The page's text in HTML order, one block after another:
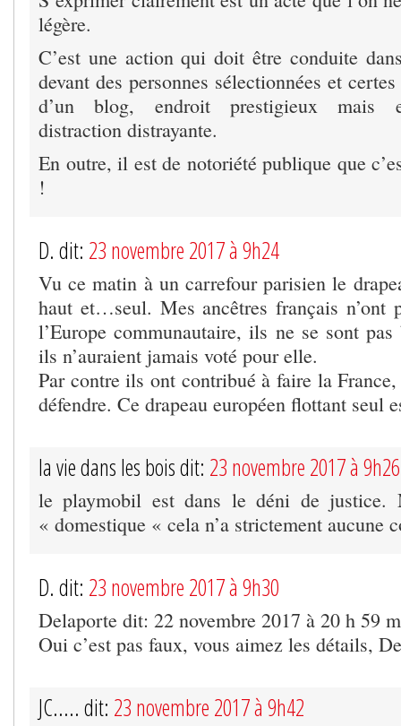
légère.
C’est une action qui doit être conduite
devant des personnes sélectionnées et
d’un blog, endroit prestigieux mais
distraction distrayante.
En outre, il est de notoriété publique que
!
D. dit: 23 novembre 2017 à 9h24
Vu ce matin à un carrefour parisien le
haut et…seul. Mes ancêtres français n’ont
l’Europe communautaire, ils ne se sont
ils n’auraient jamais voté pour elle.
Par contre ils ont contribué à faire la
défendre. Ce drapeau européen flottant seul
la vie dans les bois dit: 23 novembre 2017 à 9h26
le playmobil est dans le déni de justice.
« domestique « cela n’a strictement aucune
D. dit: 23 novembre 2017 à 9h30
Delaporte dit: 22 novembre 2017 à 20 h 59
Oui c’est pas faux, vous aimez les détails,
JC..... dit: 23 novembre 2017 à 9h42